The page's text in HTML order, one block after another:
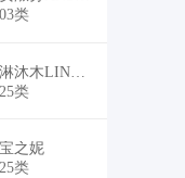
03类
淋沐木LINMUMU
25类
宝之妮
25类